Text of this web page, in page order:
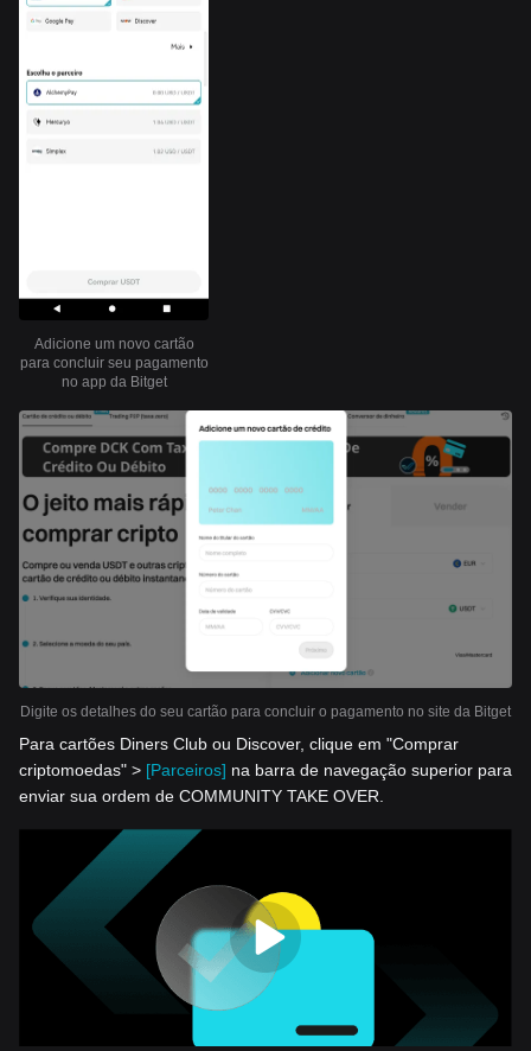
Adicione um novo cartão
para concluir seu pagamento
no app da Bitget
Digite os detalhes do seu cartão para concluir o pagamento no site da Bitget
Para cartões Diners Club ou Discover, clique em "Comprar
criptomoedas" > [Parceiros] na barra de navegação superior para
enviar sua ordem de COMMUNITY TAKE OVER.